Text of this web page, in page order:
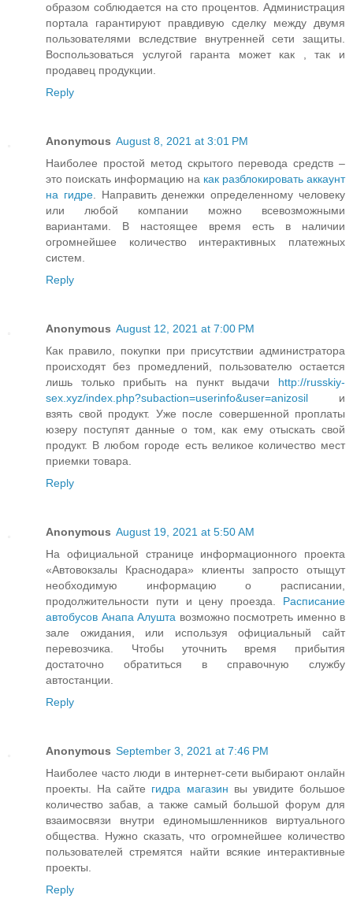
образом соблюдается на сто процентов. Администрация
портала гарантируют правдивую сделку между двумя
пользователями вследствие внутренней сети защиты.
Воспользоваться услугой гаранта может как , так и
продавец продукции.
Reply
Anonymous August 8, 2021 at 3:01 PM
Наиболее простой метод скрытого перевода средств –
это поискать информацию на как разблокировать аккаунт
на гидре. Направить денежки определенному человеку
или любой компании можно всевозможными
вариантами. В настоящее время есть в наличии
огромнейшее количество интерактивных платежных
систем.
Reply
Anonymous August 12, 2021 at 7:00 PM
Как правило, покупки при присутствии администратора
происходят без промедлений, пользователю остается
лишь только прибыть на пункт выдачи http://russkiy-
sex.xyz/index.php?subaction=userinfo&user=anizosil и
взять свой продукт. Уже после совершенной проплаты
юзеру поступят данные о том, как ему отыскать свой
продукт. В любом городе есть великое количество мест
приемки товара.
Reply
Anonymous August 19, 2021 at 5:50 AM
На официальной странице информационного проекта
«Автовокзалы Краснодара» клиенты запросто отыщут
необходимую информацию о расписании,
продолжительности пути и цену проезда. Расписание
автобусов Анапа Алушта возможно посмотреть именно в
зале ожидания, или используя официальный сайт
перевозчика. Чтобы уточнить время прибытия
достаточно обратиться в справочную службу
автостанции.
Reply
Anonymous September 3, 2021 at 7:46 PM
Наиболее часто люди в интернет-сети выбирают онлайн
проекты. На сайте гидра магазин вы увидите большое
количество забав, а также самый большой форум для
взаимосвязи внутри единомышленников виртуального
общества. Нужно сказать, что огромнейшее количество
пользователей стремятся найти всякие интерактивные
проекты.
Reply